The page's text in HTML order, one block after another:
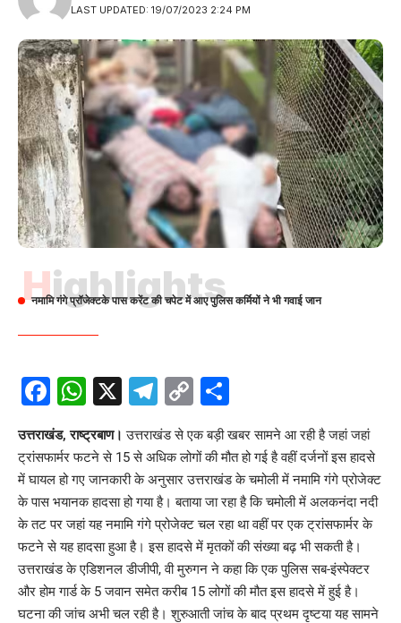
LAST UPDATED: 19/07/2023 2:24 PM
Highlights
नमामि गंगे प्रॉजेक्टके पास करेंट की चपेट में आए पुलिस कर्मियों ने भी गवाई जान
Facebook
WhatsApp
X Telegram
Copy
Link
उत्तराखंड, राष्ट्रबाण। उत्तराखंड से एक बड़ी खबर सामने आ रही है जहां जहां
ट्रांसफार्मर फटने से 15 से अधिक लोगों की मौत हो गई है वहीं दर्जनों इस हादसे
में घायल हो गए जानकारी के अनुसार उत्तराखंड के चमोली में नमामि गंगे प्रोजेक्ट
के पास भयानक हादसा हो गया है। बताया जा रहा है कि चमोली में अलकनंदा नदी
के तट पर जहां यह नमामि गंगे प्रोजेक्ट चल रहा था वहीं पर एक ट्रांसफार्मर के
फटने से यह हादसा हुआ है। इस हादसे में मृतकों की संख्या बढ़ भी सकती है।
उत्तराखंड के एडिशनल डीजीपी, वी मुरुगन ने कहा कि एक पुलिस सब-इंस्पेक्टर
और होम गार्ड के 5 जवान समेत करीब 15 लोगों की मौत इस हादसे में हुई है।
घटना की जांच अभी चल रही है। शुरुआती जांच के बाद प्रथम दृष्टया यह सामने